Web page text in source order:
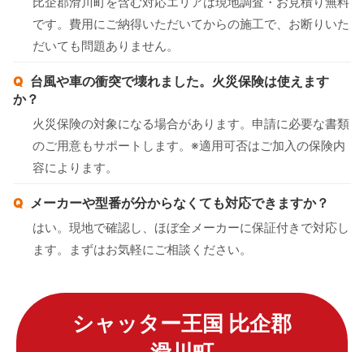
です。費用にご納得いただいてからの施工で、お断りいた
だいても問題ありません。
台風や車の衝突で壊れました。火災保険は使えます
か？
火災保険の対象になる場合があります。申請に必要な書類
のご用意もサポートします。※適用可否はご加入の保険内
容によります。
メーカーや型番が分からなくても対応できますか？
はい。現地で確認し、ほぼ全メーカーに保証付きで対応し
ます。まずはお気軽にご相談ください。
シャッター王国 比企郡